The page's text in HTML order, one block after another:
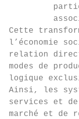
Cette
l’économie
relation
modes de
logique
Ainsi, les
services et
marché et de